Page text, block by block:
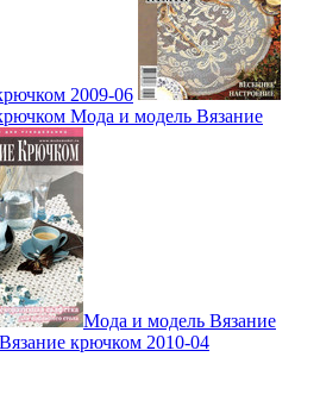
2009-06
Мода и модель Вязание
Мода и модель Вязание
крючком 2010-04